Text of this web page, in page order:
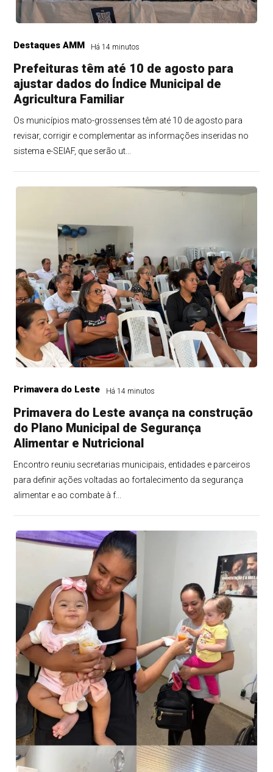
Destaques AMM Há 14 minutos
Prefeituras têm até 10 de agosto para
ajustar dados do Índice Municipal de
Agricultura Familiar
Os municípios mato-grossenses têm até 10 de agosto para
revisar, corrigir e complementar as informações inseridas no
sistema e-SEIAF, que serão ut...
Primavera do Leste Há 14 minutos
Primavera do Leste avança na construção
do Plano Municipal de Segurança
Alimentar e Nutricional
Encontro reuniu secretarias municipais, entidades e parceiros
para definir ações voltadas ao fortalecimento da segurança
alimentar e ao combate à f...